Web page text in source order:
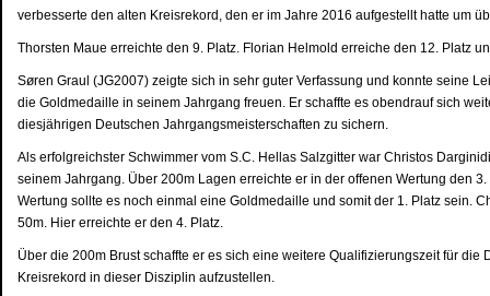
verbesserte den alten Kreisrekord, den er im Jahre 2016 aufgestellt hatte um
Thorsten Maue erreichte den 9. Platz. Florian Helmold erreiche den 12. Platz
Søren Graul (JG2007) zeigte sich in sehr guter Verfassung und konnte seine
die Goldmedaille in seinem Jahrgang freuen. Er schaffte es obendrauf sich
diesjährigen Deutschen Jahrgangsmeisterschaften zu sichern.
Als erfolgreichster Schwimmer vom S.C. Hellas Salzgitter war Christos
seinem Jahrgang. Über 200m Lagen erreichte er in der offenen Wertung den
Wertung sollte es noch einmal eine Goldmedaille und somit der 1. Platz sein.
50m. Hier erreichte er den 4. Platz.
Über die 200m Brust schaffte er es sich eine weitere Qualifizierungszeit für
Kreisrekord in dieser Disziplin aufzustellen.